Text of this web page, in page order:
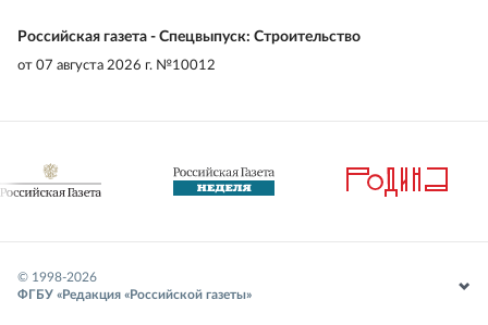
Российская газета - Спецвыпуск: Строительство
от 07 августа 2026 г. №10012
© 1998-2026
ФГБУ «Редакция «Российской газеты»